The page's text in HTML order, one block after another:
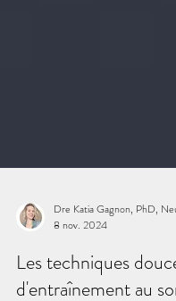
Dre Katia Gagnon, PhD,
8 nov. 2024